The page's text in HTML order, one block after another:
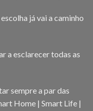
já vai a caminho
a esclarecer todas as
sempre a par das
Home | Smart Life |